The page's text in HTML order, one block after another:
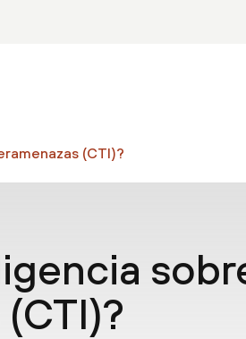
(CTI)?